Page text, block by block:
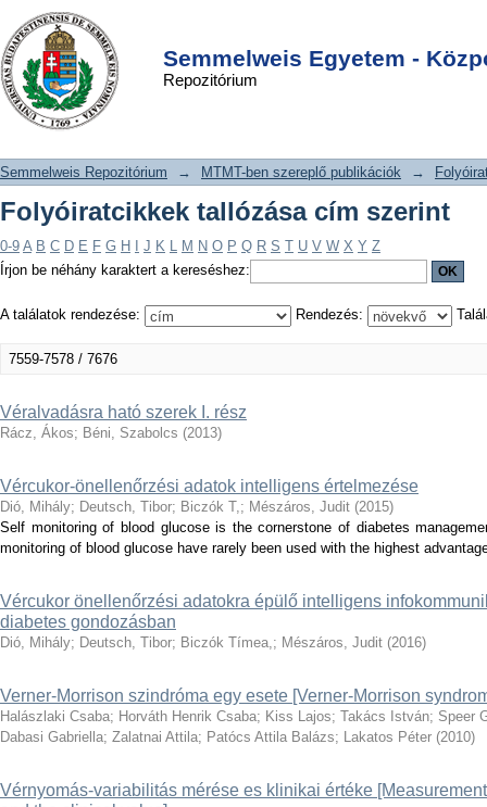
Semmelweis Egyetem -
Repozitórium
Folyóiratcikkek tallózása cím szerint
DSpace/Manakin Repository
Semmelweis Repozitórium → MTMT-ben szereplő publikációk →
Folyóiratcikkek tallózása cím szerint
0-9 A B C D E F G H J K L M N O P Q R S T U V W X Y Z
Írjon be néhány karaktert a kereséshez:
A találatok rendezése: Rendezés:
7559-7578 / 7676
Véralvadásra ható szerek I. rész
Rácz, Ákos; Béni, Szabolcs (2013)
Vércukor-önellenőrzési adatok intelligens értelmezése
Dió, Mihály; Deutsch, Tibor; Biczók T,; Mészáros, Judit (2015)
Self monitoring of blood glucose is the cornerstone of diabetes
monitoring of blood glucose have rarely been used with the highest
Vércukor önellenőrzési adatokra épülő intelligens
diabetes gondozásban
Dió, Mihály; Deutsch, Tibor; Biczók Tímea,; Mészáros, Judit (2016)
Verner-Morrison szindróma egy esete [Verner-Morrison
Halászlaki Csaba; Horváth Henrik Csaba; Kiss Lajos; Takács István; Speer
Dabasi Gabriella; Zalatnai Attila; Patócs Attila Balázs; Lakatos Péter (2010)
Vérnyomás-variabilitás mérése es klinikai értéke